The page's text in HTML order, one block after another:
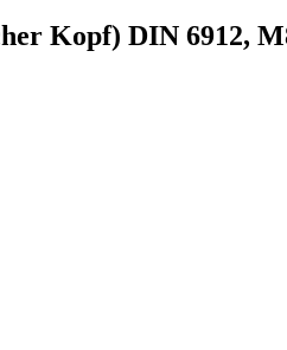
Kopf) DIN 6912,